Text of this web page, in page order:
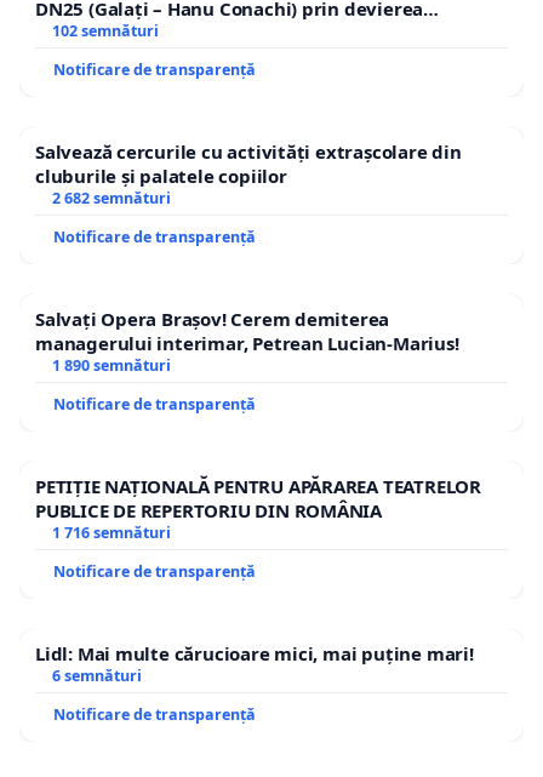
DN25 (Galați – Hanu Conachi) prin devierea
traseului în afara localităților!
102 semnături
Notificare de transparență
Salvează cercurile cu activități extrașcolare din
cluburile și palatele copiilor
2 682 semnături
Notificare de transparență
Salvați Opera Brașov! Cerem demiterea
managerului interimar, Petrean Lucian-Marius!
1 890 semnături
Notificare de transparență
PETIȚIE NAȚIONALĂ PENTRU APĂRAREA TEATRELOR
PUBLICE DE REPERTORIU DIN ROMÂNIA
1 716 semnături
Notificare de transparență
Lidl: Mai multe cărucioare mici, mai puține mari!
6 semnături
Notificare de transparență